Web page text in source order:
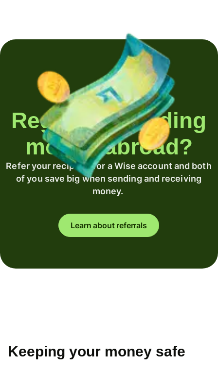
Regularly sending
money abroad?
Refer your recipient for a Wise account and both
of you save big when sending and receiving
money.
Learn about referrals
Keeping your money safe